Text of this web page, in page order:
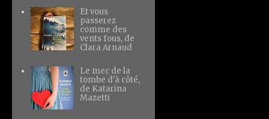
Et vous
passerez
comme des
vents fous, de
Clara Arnaud
Le mec de la
tombe d'à côté,
de Katarina
Mazetti